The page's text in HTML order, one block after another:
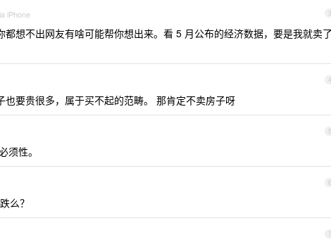
3
iPhone
想不出网友有啥可能帮你想出来。看 5 月公布的经济数据，要是我就卖了
4
要贵很多，属于买不起的范畴。 那肯定不卖房子呀
5
须性。
6
么？
7